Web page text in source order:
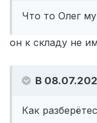
Что то Олег
он к складу не
В
Как